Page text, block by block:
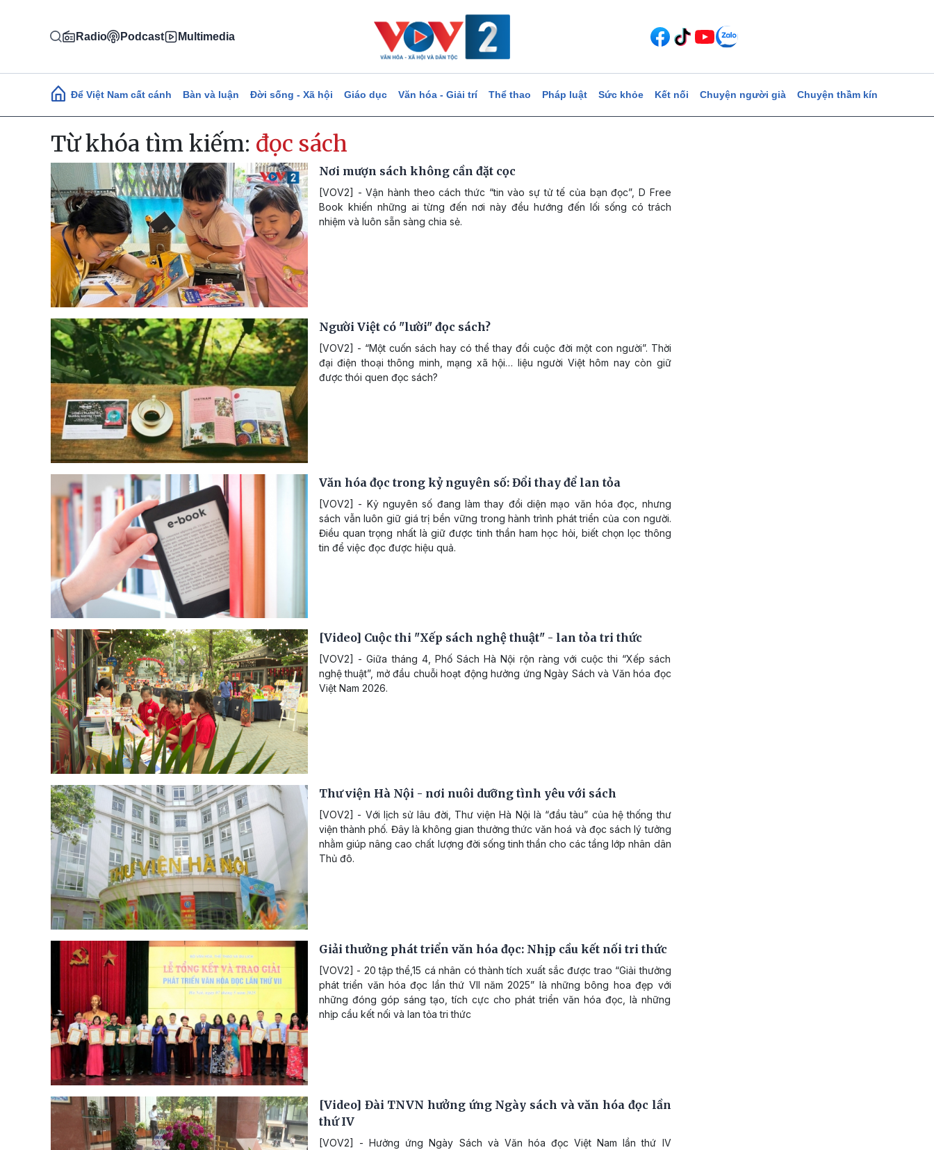
Radio Podcast Multimedia
Main navigation
Để Việt Nam cất cánh Bàn và luận Đời sống - Xã hội Giáo dục Văn hóa - Giải trí Thể thao Pháp luật Sức khỏe Kết nối Chuyện người già Chuyện thầm kín
Từ khóa tìm kiếm: đọc sách
Nơi mượn sách không cần đặt cọc
[VOV2] - Vận hành theo cách thức “tin vào sự tử tế của bạn đọc”, D Free
Book khiến những ai từng đến nơi này đều hướng đến lối sống có trách
nhiệm và luôn sẵn sàng chia sẻ.
Người Việt có "lười" đọc sách?
[VOV2] - “Một cuốn sách hay có thể thay đổi cuộc đời một con người”. Thời
đại điện thoại thông minh, mạng xã hội… liệu người Việt hôm nay còn giữ
được thói quen đọc sách?
Văn hóa đọc trong kỷ nguyên số: Đổi thay để lan tỏa
[VOV2] - Kỷ nguyên số đang làm thay đổi diện mạo văn hóa đọc, nhưng
sách vẫn luôn giữ giá trị bền vững trong hành trình phát triển của con người.
Điều quan trọng nhất là giữ được tinh thần ham học hỏi, biết chọn lọc thông
tin để việc đọc được hiệu quả.
[Video] Cuộc thi "Xếp sách nghệ thuật" - lan tỏa tri thức
[VOV2] - Giữa tháng 4, Phố Sách Hà Nội rộn ràng với cuộc thi “Xếp sách
nghệ thuật”, mở đầu chuỗi hoạt động hưởng ứng Ngày Sách và Văn hóa đọc
Việt Nam 2026.
Thư viện Hà Nội - nơi nuôi dưỡng tình yêu với sách
[VOV2] - Với lịch sử lâu đời, Thư viện Hà Nội là “đầu tàu” của hệ thống thư
viện thành phố. Đây là không gian thưởng thức văn hoá và đọc sách lý tưởng
nhằm giúp nâng cao chất lượng đời sống tinh thần cho các tầng lớp nhân dân
Thủ đô.
Giải thưởng phát triển văn hóa đọc: Nhịp cầu kết nối tri thức
[VOV2] - 20 tập thể,15 cá nhân có thành tích xuất sắc được trao “Giải thưởng
phát triển văn hóa đọc lần thứ VII năm 2025” là những bông hoa đẹp với
những đóng góp sáng tạo, tích cực cho phát triển văn hóa đọc, là những
nhịp cầu kết nối và lan tỏa tri thức
[Video] Đài TNVN hưởng ứng Ngày sách và văn hóa đọc lần
thứ IV
[VOV2] - Hưởng ứng Ngày Sách và Văn hóa đọc Việt Nam lần thứ IV